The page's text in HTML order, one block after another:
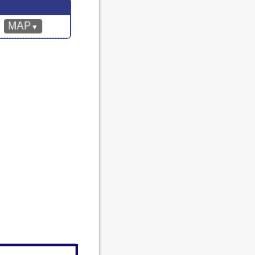
MAP ▼